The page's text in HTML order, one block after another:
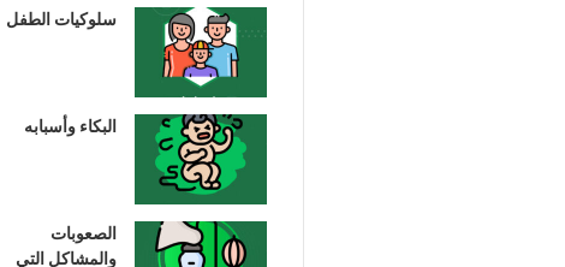
سلوكيات الطفل
البكاء وأسبابه
الصعوبات
والمشاكل التي